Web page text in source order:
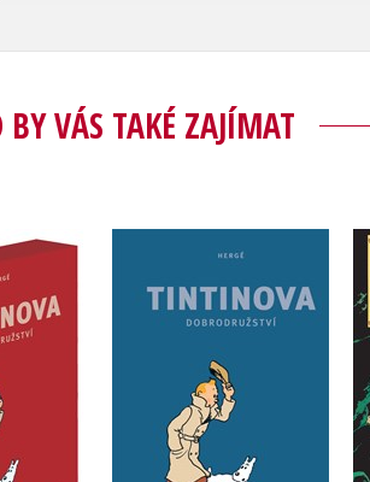
VÁS TAKÉ ZAJÍMAT
-
1-12
Tintinova
dobrodružství -
kompletní vydání 13-24
Hergé